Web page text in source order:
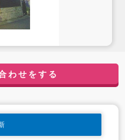
わせをする